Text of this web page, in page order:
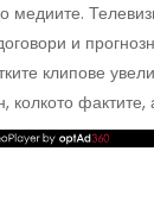
медиите.
и
клипове
колкото